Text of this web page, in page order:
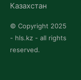
Казахстан
© Copyright 2025
- hls.kz - all rights
reserved.